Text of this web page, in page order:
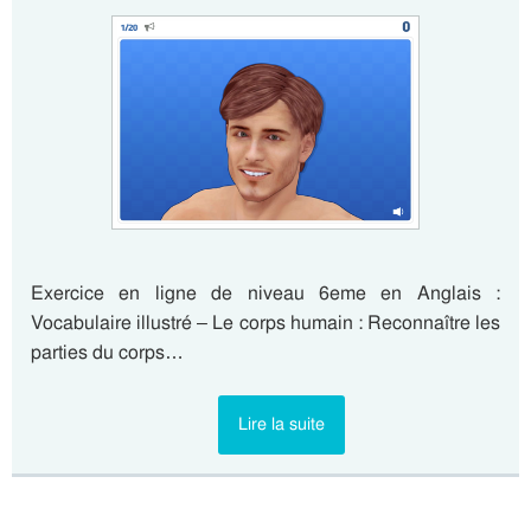
Exercice en ligne de niveau 6eme en Anglais :
Vocabulaire illustré – Le corps humain : Reconnaître les
parties du corps…
Lire la suite